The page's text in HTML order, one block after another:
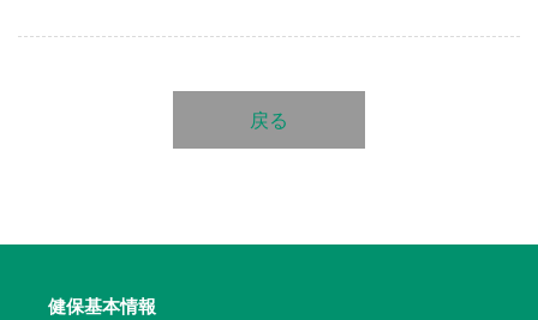
戻る
健保基本情報